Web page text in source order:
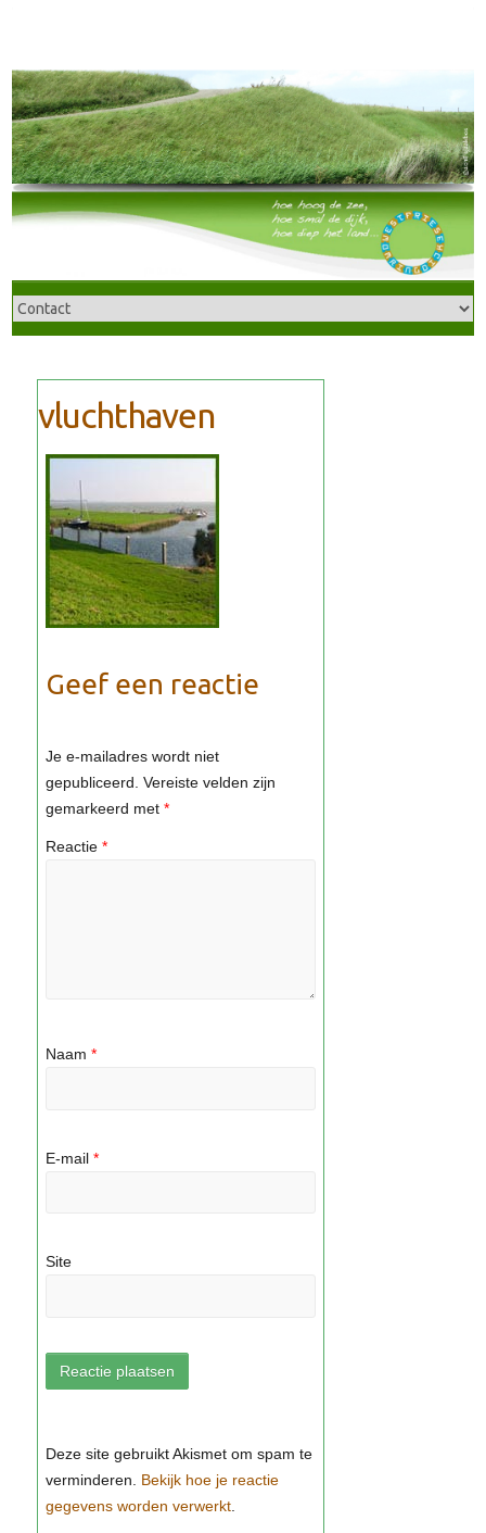
Geef een reactie
Je e-mailadres wordt niet
gepubliceerd. Vereiste velden zijn
gemarkeerd met *
Reactie *
Naam *
E-mail *
Site
Bekijk hoe je reactie
gegevens worden verwerkt